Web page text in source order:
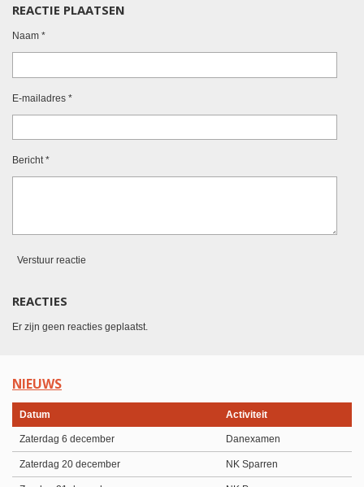
REACTIE PLAATSEN
Naam *
E-mailadres *
Bericht *
Verstuur reactie
REACTIES
Er zijn geen reacties geplaatst.
NIEUWS
Datum Activiteit
Zaterdag 6 december Danexamen
Zaterdag 20 december NK Sparren